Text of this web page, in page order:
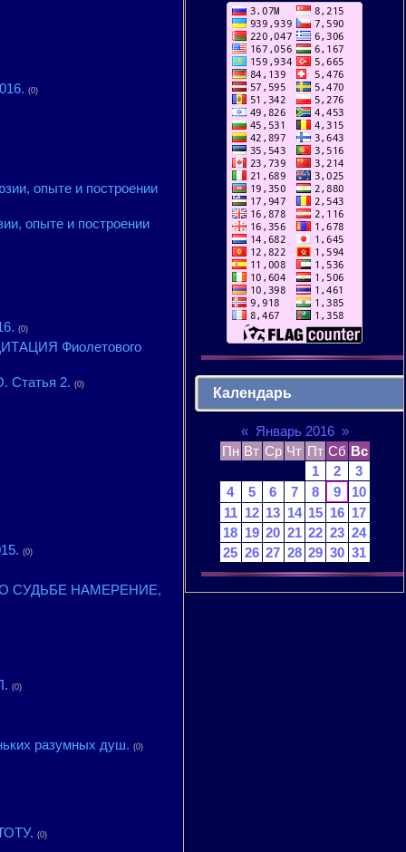
(0)
опыте и построении
опыте и построении
(0)
Фиолетового
Статья 2. (0)
(0)
ПО СУДЬБЕ НАМЕРЕНИЕ,
(0)
разумных душ. (0)
(0)
Календарь
« Январь 2016 »
Пн Вт Ср Чт Пт Сб Вс
1
2
3
4
5 6 7 8 9
10
11 12 13 14 15 16 17
18 19 20 21 22 23 24
25 26 27 28 29 30 31